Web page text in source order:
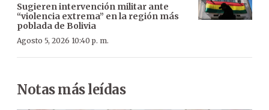
Sugieren intervención militar ante
“violencia extrema” en la región más
poblada de Bolivia
Agosto 5, 2026 10:40 p. m.
Notas más leídas